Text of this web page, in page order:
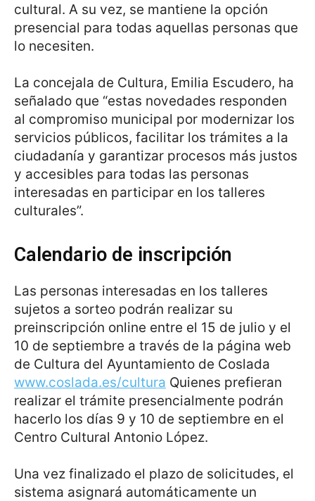
cultural. A su vez, se mantiene la opción
presencial para todas aquellas personas que
lo necesiten.
La concejala de Cultura, Emilia Escudero, ha
señalado que “estas novedades responden
al compromiso municipal por modernizar los
servicios públicos, facilitar los trámites a la
ciudadanía y garantizar procesos más justos
y accesibles para todas las personas
interesadas en participar en los talleres
culturales”.
Calendario de inscripción
Las personas interesadas en los talleres
sujetos a sorteo podrán realizar su
preinscripción online entre el 15 de julio y el
10 de septiembre a través de la página web
de Cultura del Ayuntamiento de Coslada
www.coslada.es/cultura Quienes prefieran
realizar el trámite presencialmente podrán
hacerlo los días 9 y 10 de septiembre en el
Centro Cultural Antonio López.
Una vez finalizado el plazo de solicitudes, el
sistema asignará automáticamente un